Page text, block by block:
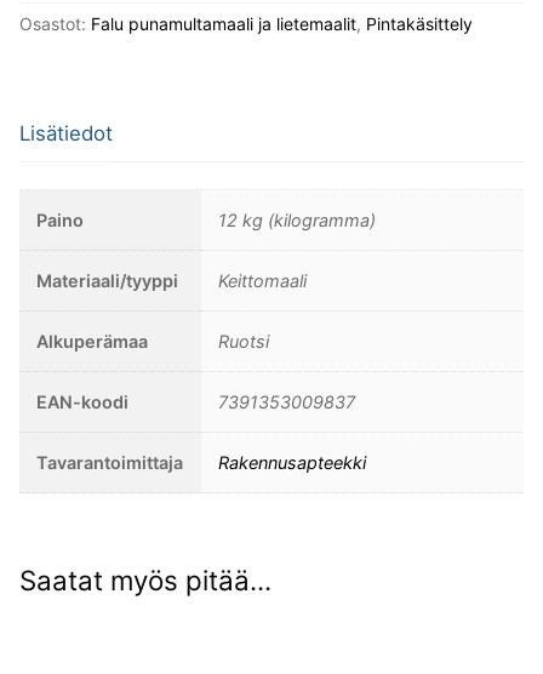
Rödfärg
Osastot: Falu punamultamaali ja lietemaalit, Pintakäsittely
Lisätiedot
Paino 12 kg (kilogramma)
Materiaali/tyyppi Keittomaali
Alkuperämaa Ruotsi
EAN-koodi 7391353009837
Tavarantoimittaja Rakennusapteekki
Saatat myös pitää...